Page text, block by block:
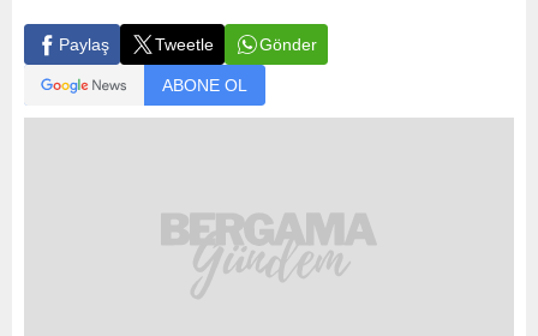
Paylaş Tweetle Gönder
ABONE OL